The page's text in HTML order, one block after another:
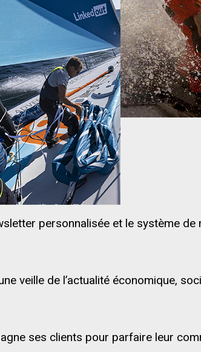
personnalisée et le système
veille de l’actualité économique,
ses clients pour parfaire leur